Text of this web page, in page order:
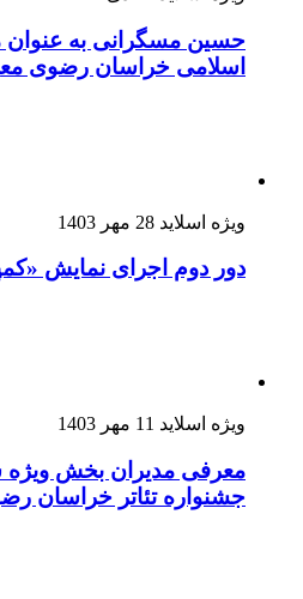
حسین مسگرانی به عنوان
اسلامی خراسان رضوی
ویژه اسلاید 28 مهر 1403
دور دوم اجرای نمایش
ویژه اسلاید 11 مهر 1403
معرفی مدیران بخش
جشنواره تئاتر خراسان